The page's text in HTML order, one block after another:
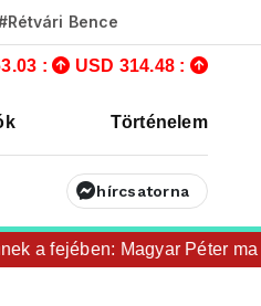
Bence
: USD 314.48 :
Történelem
hírcsatorna
a fejében: Magyar Péter ma